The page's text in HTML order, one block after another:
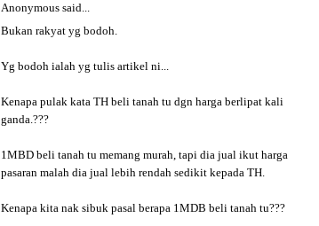
Anonymous said...
Bukan rakyat yg bodoh.
Yg bodoh ialah yg tulis artikel ni...
Kenapa pulak kata TH beli tanah tu dgn harga berlipat kali
ganda.???
1MBD beli tanah tu memang murah, tapi dia jual ikut harga
pasaran malah dia jual lebih rendah sedikit kepada TH.
Kenapa kita nak sibuk pasal berapa 1MDB beli tanah tu???